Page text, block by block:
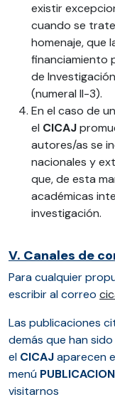
existir
cuando se
homenaje, que
financiamiento
de
(numeral II-3).
En el caso de
el CICAJ
autores/as se
nacionales y
que, de esta
académicas
investigación.
V. Canales de
Para cualquier
escribir al correo
Las publicaciones
demás que han
el CICAJaparecen
menú
visitarnos